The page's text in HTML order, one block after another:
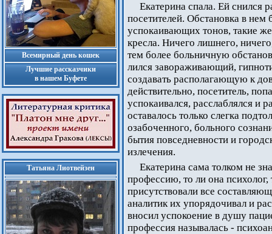
Всемирный день кошек
Лучшие рассказчики
в нашем Буфете
Татьяна Лиотвейзен
Екатерина спала. Ей снился
посетителей. Обстановка в
успокаивающих тонов, такие
кресла. Ничего лишнего,
тем более больничную
лился завораживающий,
создавать располагающую к
действительно, посетитель,
успокаивался, расслаблялся и
оставалось только слегка
озабоченного, больного
бытия повседневности и
излечения.
Екатерина сама толком не
профессию, то ли она психолог,
присутствовали все
аналитик их упорядочивал и
вносил успокоение в душу
профессия называлась -